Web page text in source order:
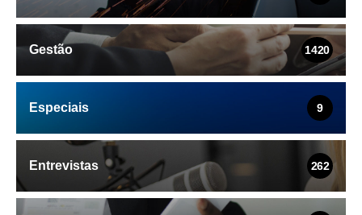
Gestão 1420
Especiais 9
Entrevistas 262